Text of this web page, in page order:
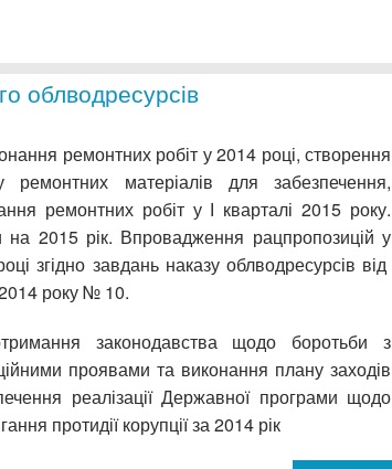
облводресурсів
ремонтних робіт у 2014 році, створення
ремонтних матеріалів для забезпечення,
ремонтних робіт у І кварталі 2015 року.
на 2015 рік. Впровадження рацпропозицій у
згідно завдань наказу облводресурсів від
року № 10.
законодавства щодо боротьби з
проявами та виконання плану заходів
реалізації Державної програми щодо
протидії корупції за 2014 рік